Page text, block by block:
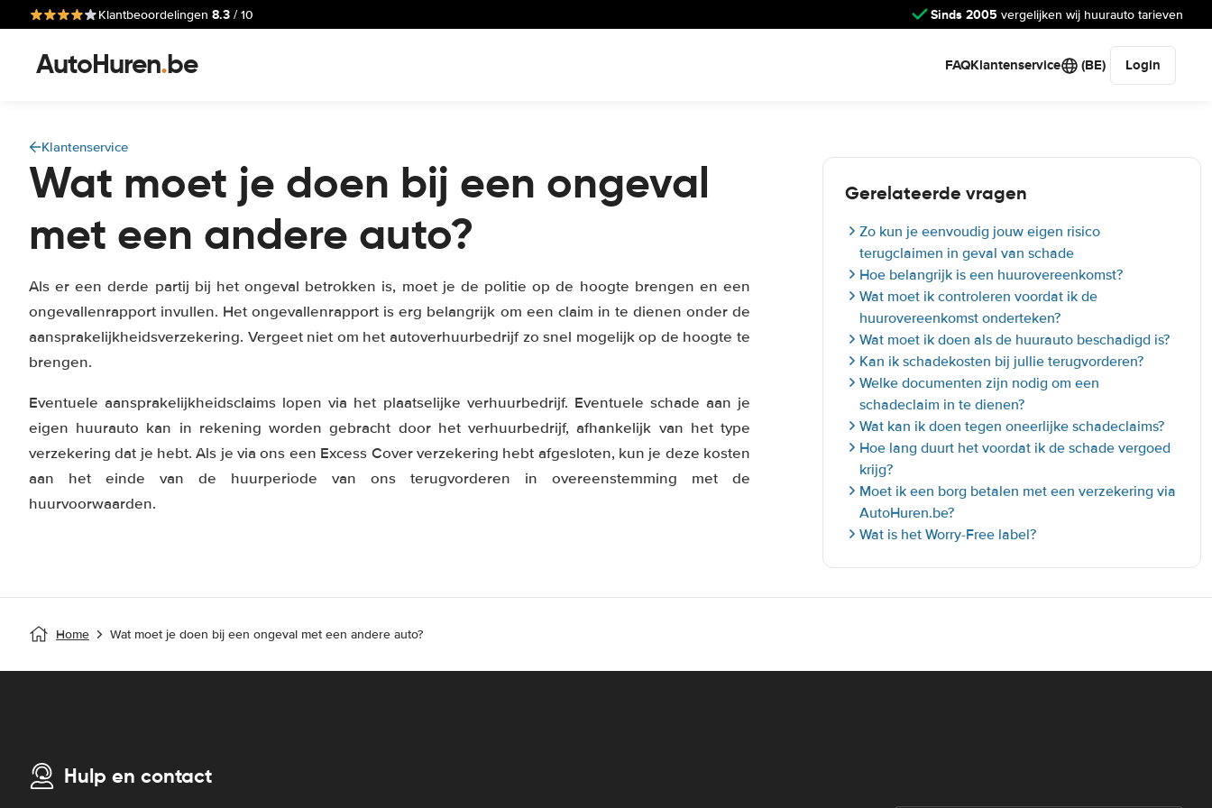
Klantbeoordelingen 8.3 / 10 Sinds 2005 vergelijken wij huurauto tarieven
AutoHuren.be FAQKlantenservice (BE) Login
Klantenservice
Wat moet je doen bij een ongeval
met een andere auto?
Als er een derde partij bij het ongeval betrokken is, moet je de politie op de hoogte brengen en een
ongevallenrapport invullen. Het ongevallenrapport is erg belangrijk om een claim in te dienen onder de
aansprakelijkheidsverzekering. Vergeet niet om het autoverhuurbedrijf zo snel mogelijk op de hoogte te
brengen.
Eventuele aansprakelijkheidsclaims lopen via het plaatselijke verhuurbedrijf. Eventuele schade aan je
eigen huurauto kan in rekening worden gebracht door het verhuurbedrijf, afhankelijk van het type
verzekering dat je hebt. Als je via ons een Excess Cover verzekering hebt afgesloten, kun je deze kosten
aan het einde van de huurperiode van ons terugvorderen in overeenstemming met de
huurvoorwaarden.
Gerelateerde vragen
Zo kun je eenvoudig jouw eigen risico
terugclaimen in geval van schade
Hoe belangrijk is een huurovereenkomst?
Wat moet ik controleren voordat ik de
huurovereenkomst onderteken?
Wat moet ik doen als de huurauto beschadigd is?
Kan ik schadekosten bij jullie terugvorderen?
Welke documenten zijn nodig om een
schadeclaim in te dienen?
Wat kan ik doen tegen oneerlijke schadeclaims?
Hoe lang duurt het voordat ik de schade vergoed
krijg?
Moet ik een borg betalen met een verzekering via
AutoHuren.be?
Wat is het Worry-Free label?
Home Wat moet je doen bij een ongeval met een andere auto?
Hulp en contact